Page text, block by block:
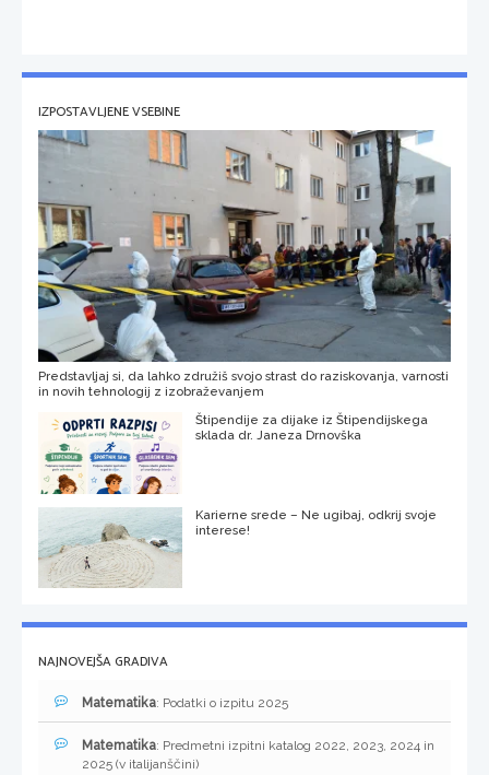
IZPOSTAVLJENE VSEBINE
Predstavljaj si, da lahko združiš svojo strast do raziskovanja, varnosti
in novih tehnologij z izobraževanjem
Štipendije za dijake iz Štipendijskega
sklada dr. Janeza Drnovška
Karierne srede – Ne ugibaj, odkrij svoje
interese!
NAJNOVEJŠA GRADIVA
Matematika: Podatki o izpitu 2025
Matematika: Predmetni izpitni katalog 2022, 2023, 2024 in
2025 (v italijanščini)